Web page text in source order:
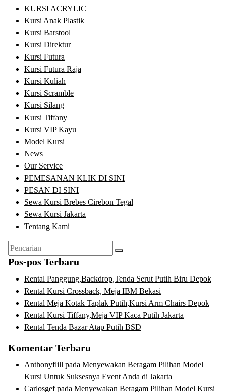
KURSI ACRYLIC
Kursi Anak Plastik
Kursi Barstool
Kursi Direktur
Kursi Futura
Kursi Futura Raja
Kursi Kuliah
Kursi Scramble
Kursi Silang
Kursi Tiffany
Kursi VIP Kayu
Model Kursi
News
Our Service
PEMESANAN KLIK DI SINI
PESAN DI SINI
Sewa Kursi Brebes Cirebon Tegal
Sewa Kursi Jakarta
Tentang Kami
Pencarian
untuk:
Pos-pos Terbaru
Rental Panggung,Backdrop,Tenda Serut Putih Biru Depok
Rental Kursi Crossback, Meja IBM Bekasi
Rental Meja Kotak Taplak Putih,Kursi Arm Chairs Depok
Rental Kursi Tiffany,Meja VIP Kaca Putih Jakarta
Rental Tenda Bazar Atap Putih BSD
Komentar Terbaru
Anthonyflill pada Menyewakan Beragam Pilihan Model
Kursi Untuk Suksesnya Event Anda di Jakarta
Carlosgefpada Menyewakan Beragam Pilihan Model Kursi